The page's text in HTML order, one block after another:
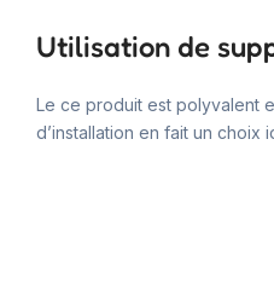
Utilisation de
Le ce produit est polyvalent
d’installation en fait un choix